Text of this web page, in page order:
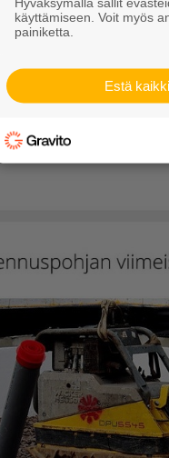
käyttämiseen. Voit myös
painiketta.
Estä kaikki